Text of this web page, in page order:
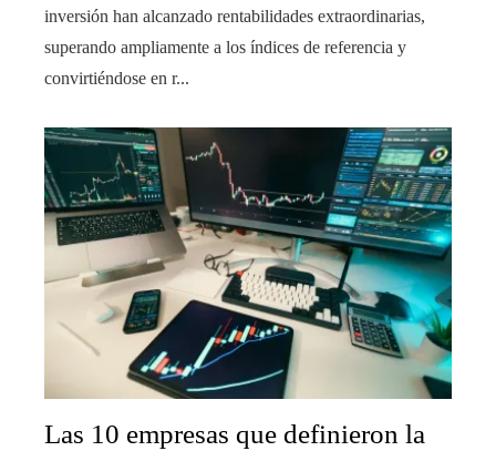
inversión han alcanzado rentabilidades extraordinarias,
superando ampliamente a los índices de referencia y
convirtiéndose en r...
Las 10 empresas que definieron la